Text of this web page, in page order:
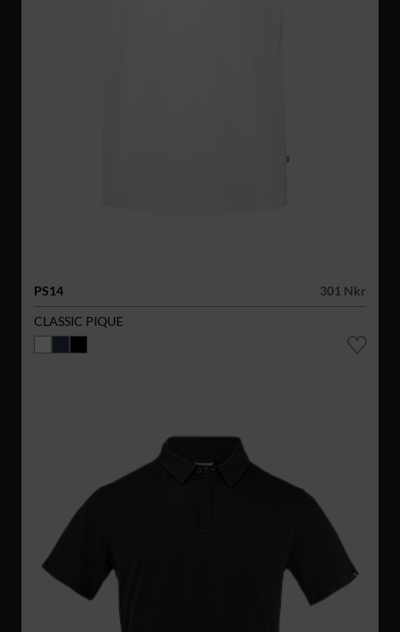
PS14
301 Nkr
CLASSIC PIQUE